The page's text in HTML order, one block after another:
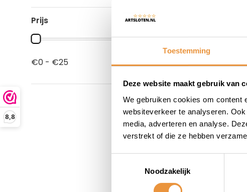
8,8
Toestemming
Deze website maakt gebruik van
We gebruiken cookies om content
websiteverkeer te analyseren.
media, adverteren en analyse.
verstrekt of die ze hebben
Noodzakelijk
Prijs
€0 - €25
28,95